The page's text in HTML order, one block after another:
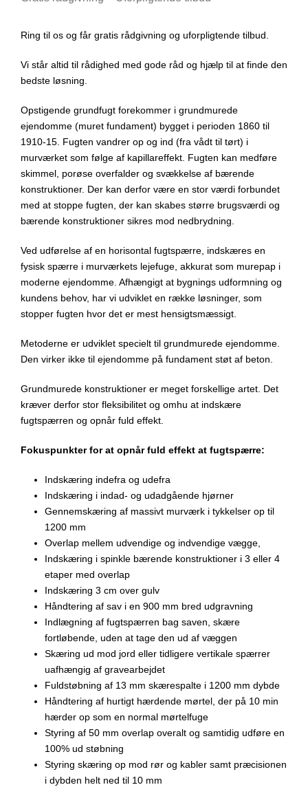
Ring til os og får gratis rådgivning og uforpligtende tilbud.
Vi står altid til rådighed med gode råd og hjælp til at finde den
bedste løsning.
Opstigende grundfugt forekommer i grundmurede
ejendomme (muret fundament) bygget i perioden 1860 til
1910-15. Fugten vandrer op og ind (fra vådt til tørt) i
murværket som følge af kapillareffekt. Fugten kan medføre
skimmel, porøse overfalder og svækkelse af bærende
konstruktioner. Der kan derfor være en stor værdi forbundet
med at stoppe fugten, der kan skabes større brugsværdi og
bærende konstruktioner sikres mod nedbrydning.
Ved udførelse af en horisontal fugtspærre, indskæres en
fysisk spærre i murværkets lejefuge, akkurat som murepap i
moderne ejendomme. Afhængigt at bygnings udformning og
kundens behov, har vi udviklet en række løsninger, som
stopper fugten hvor det er mest hensigtsmæssigt.
Metoderne er udviklet specielt til grundmurede ejendomme.
Den virker ikke til ejendomme på fundament støt af beton.
Grundmurede konstruktioner er meget forskellige artet. Det
kræver derfor stor fleksibilitet og omhu at indskære
fugtspærren og opnår fuld effekt.
Fokuspunkter for at opnår fuld effekt at fugtspærre:
Indskæring indefra og udefra
Indskæring i indad- og udadgående hjørner
Gennemskæring af massivt murværk i tykkelser op til
1200 mm
Overlap mellem udvendige og indvendige vægge,
Indskæring i spinkle bærende konstruktioner i 3 eller 4
etaper med overlap
Indskæring 3 cm over gulv
Håndtering af sav i en 900 mm bred udgravning
Indlægning af fugtspærren bag saven, skære
fortløbende, uden at tage den ud af væggen
Skæring ud mod jord eller tidligere vertikale spærrer
uafhængig af gravearbejdet
Fuldstøbning af 13 mm skærespalte i 1200 mm dybde
Håndtering af hurtigt hærdende mørtel, der på 10 min
hærder op som en normal mørtelfuge
Styring af 50 mm overlap overalt og samtidig udføre en
100% ud støbning
Styring skæring op mod rør og kabler samt præcisionen
i dybden helt ned til 10 mm